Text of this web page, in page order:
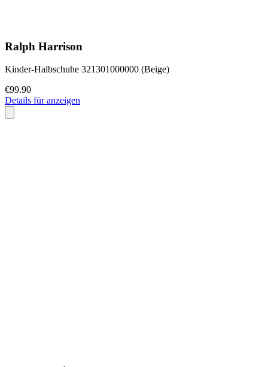
Ralph Harrison
Kinder-Halbschuhe 321301000000 (Beige)
€99.90
Details für anzeigen